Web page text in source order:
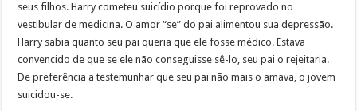
seus filhos. Harry cometeu suicídio porque foi reprovado no
vestibular de medicina. O amor “se” do pai alimentou sua depressão.
Harry sabia quanto seu pai queria que ele fosse médico. Estava
convencido de que se ele não conseguisse sê-lo, seu pai o rejeitaria.
De preferência a testemunhar que seu pai não mais o amava, o jovem
suicidou-se.